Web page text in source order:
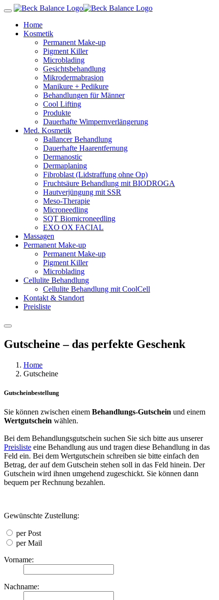
Home
Kosmetik
Permanent Make-up
Pigment Killer
Microblading
Gesichtsbehandlung
Mikrodermabrasion
Manikure + Pedikure
Behandlungen für Männer
Cool Lifting
Produkte
Dauerhafte Wimpernverlängerung
Med. Kosmetik
Ballancer Behandlung
Dauerhafte Haarentfernung
Dermanostic
Dermaplaning
Fibroblast (Lidstraffung ohne Op)
Fruchtsäure Behandlung mit BIODROGA
Hautverjüngung mit SSR
Meso-Therapie
Microneedling
SQT Biomicroneedling
EXO OX FACIAL
Massagen
Permanent Make-up
Permanent Make-up
Pigment Killer
Microblading
Cellulite Behandlung
Cellulite Behandlung mit CoolCell
Kontakt & Standort
Preisliste
Gutscheine – das perfekte Geschenk
Home
Gutscheine
Gutscheinbestellung
Sie können zwischen einem Behandlungs-Gutschein und einem
Wertgutschein wählen.
Bei dem Behandlungsgutschein suchen Sie sich bitte aus unserer
Preisliste eine Behandlung aus und tragen diese Behandlung in das
Feld ein. Bei dem Wertgutschein schreiben sie bitte einfach den
Betrag, der auf dem Gutschein stehen soll in das Feld hinein. Der
Gutschein wird ihnen umgehend zugeschickt. Sie können dann
bequem per Rechnung bezahlen.
Gewünschte Zustellung:
per Post
per Mail
Vorname:
Nachname: